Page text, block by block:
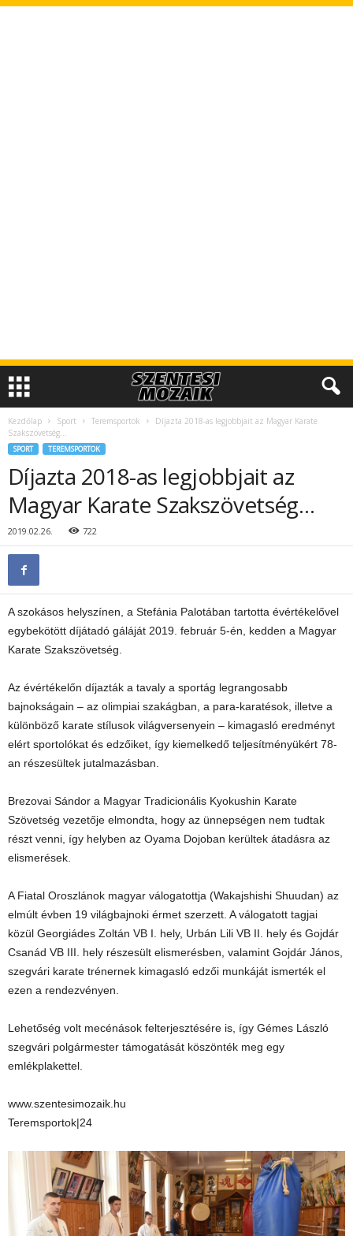
Kezdőlap Sport Teremsportok
Díjazta 2018-as legjobbjait az Magyar Karate
Szakszövetség…
SPORT TEREMSPORTOK
Díjazta 2018-as legjobbjait az
Magyar Karate Szakszövetség…
2019.02.26. 722
A szokásos helyszínen, a Stefánia Palotában tartotta évértékelővel
egybekötött díjátadó gáláját 2019. február 5-én, kedden a Magyar
Karate Szakszövetség.
Az évértékelőn díjazták a tavaly a sportág legrangosabb
bajnokságain – az olimpiai szakágban, a para-karatésok, illetve a
különböző karate stílusok világversenyein – kimagasló eredményt
elért sportolókat és edzőiket, így kiemelkedő teljesítményükért 78-
an részesültek jutalmazásban.
Brezovai Sándor a Magyar Tradicionális Kyokushin Karate
Szövetség vezetője elmondta, hogy az ünnepségen nem tudtak
részt venni, így helyben az Oyama Dojoban kerültek átadásra az
elismerések.
A Fiatal Oroszlánok magyar válogatottja (Wakajshishi Shuudan) az
elmúlt évben 19 világbajnoki érmet szerzett. A válogatott tagjai
közül Georgiádes Zoltán VB I. hely, Urbán Lili VB II. hely és Gojdár
Csanád VB III. hely részesült elismerésben, valamint Gojdár János,
szegvári karate trénernek kimagasló edzői munkáját ismerték el
ezen a rendezvényen.
Lehetőség volt mecénások felterjesztésére is, így Gémes László
szegvári polgármester támogatását köszönték meg egy
emlékplakettel.
www.szentesimozaik.hu
Teremsportok|24